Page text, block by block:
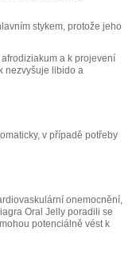
stykem, protože jeho
a k projevení
nezvyšuje libido a
v případě potřeby
onemocnění,
Oral Jelly poradili se
potenciálně vést k